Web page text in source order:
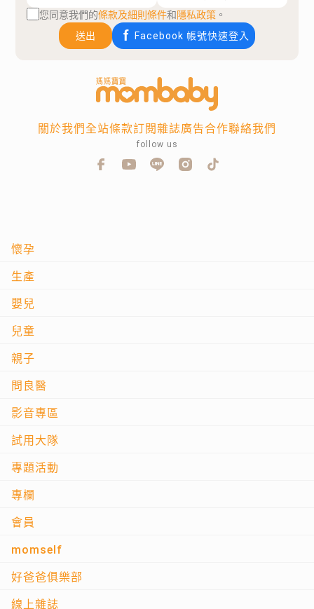
您同意我們的條款及細則條件和隱私政策 。
送出
Facebook 帳號快速登入
懷孕
生產
嬰兒
兒童
親子
問良醫
影音專區
試用大隊
專題活動
專欄
會員
momself
好爸爸俱樂部
線上雜誌
關於我們全站條款訂閱雜誌廣告合作聯絡我們
follow us